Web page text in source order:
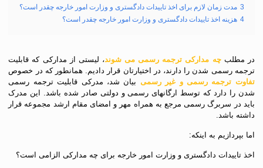
3 مدت زمان لازم برای اخذ تاییدات دادگستری و وزارت امور خارجه چقدر است؟
4 هزینه اخذ تاییدات دادگستری و وزارت امور خارجه چقدر است؟
در مطلبچه مدارکی ترجمه رسمی می شوند، لیستی از مدارکی که قابلیت
ترجمه رسمی شدن را دارند، در اختیارتان قرار دادیم. همانطور که در خصوص
تفاوت ترجمه رسمی و غیر رسمی بیان شد، مدرکی قابلیت ترجمه رسمی
شدن را دارد که توسط ارگانهای رسمی و دولتی صادر شده باشد. این مدرک
باید در سربرگ رسمی مرجع به همراه مهر و امضای مقام ارشد مجموعه قرار
داشته باشد.
اما بپردازیم به اینکه:
اخذ تاییدات دادگستری و وزارت امور خارجه برای چه مدارکی الزامی است؟